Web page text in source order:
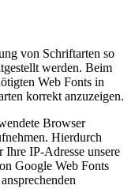
von Schriftarten so
werden. Beim
Web Fonts in
korrekt anzuzeigen.
Browser
Hierdurch
Ihre IP-Adresse unsere
Google Web Fonts